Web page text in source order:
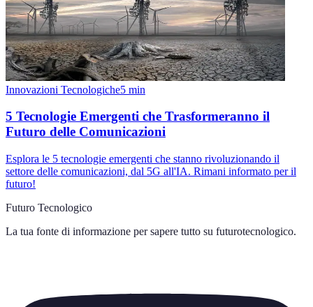
Innovazioni Tecnologiche5 min
5 Tecnologie Emergenti che Trasformeranno il
Futuro delle Comunicazioni
Esplora le 5 tecnologie emergenti che stanno rivoluzionando il
settore delle comunicazioni, dal 5G all'IA. Rimani informato per il
futuro!
Futuro Tecnologico
La tua fonte di informazione per sapere tutto su futurotecnologico.